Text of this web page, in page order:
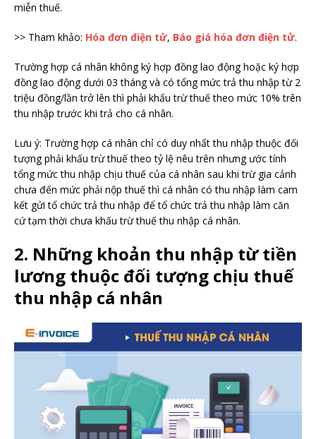
miễn thuế.
>> Tham khảo: Hóa đơn điện tử, Báo giá hóa đơn điện tử.
Trường hợp cá nhân không ký hợp đồng lao động hoặc ký hợp
đồng lao động dưới 03 tháng và có tổng mức trả thu nhập từ 2
triệu đồng/lần trở lên thì phải khấu trừ thuế theo mức 10% trên
thu nhập trước khi trả cho cá nhân.
Lưu ý: Trường hợp cá nhân chỉ có duy nhất thu nhập thuộc đối
tượng phải khấu trừ thuế theo tỷ lệ nêu trên nhưng ước tính
tổng mức thu nhập chịu thuế của cá nhân sau khi trừ gia cảnh
chưa đến mức phải nộp thuế thì cá nhân có thu nhập làm cam
kết gửi tổ chức trả thu nhập để tổ chức trả thu nhập làm căn
cứ tạm thời chưa khấu trừ thuế thu nhập cá nhân.
2. Những khoản thu nhập từ tiền
lương thuộc đối tượng chịu thuế
thu nhập cá nhân